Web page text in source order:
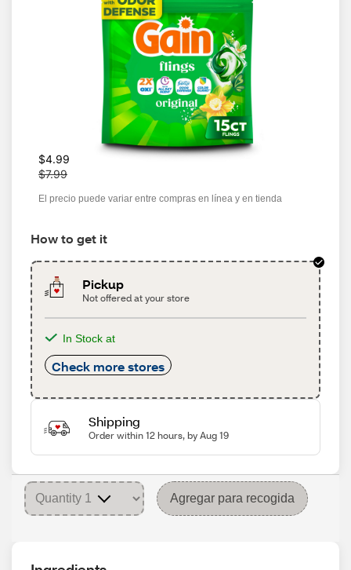
$4.99
W
a
$7.99
El precio puede variar entre compras en línea y en tienda
How to get it
Pickup
Not offered at your store
In Stock at
Check more stores
Shipping
Order within 12 hours, by Aug 19
Agregar para recogida